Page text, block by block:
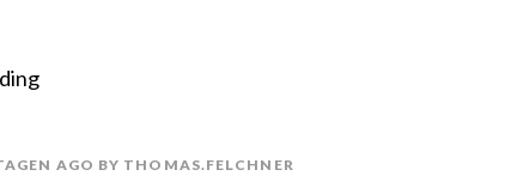
AGO BY THOMAS.FELCHNER